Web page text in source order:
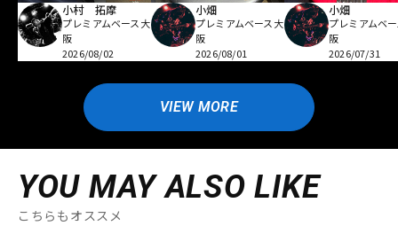
小村 拓摩
プレミアムベース大
阪
2026/08/02
小畑
プレミアムベース大
阪
2026/08/01
小畑
プレミアムベ
阪
2026/07/31
VIEW MORE
YOU MAY ALSO LIKE
こちらもオススメ